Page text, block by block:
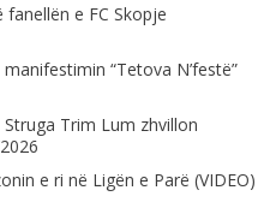
fanellën e FC Skopje
“Tetova N’festë”
Trim Lum zhvillon
e ri në Ligën e Parë (VIDEO)